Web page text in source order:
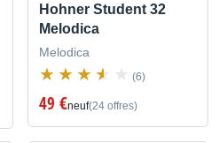
Hohner Student 32
Melodica
Melodica
(6)
49 €neuf(24 offres)